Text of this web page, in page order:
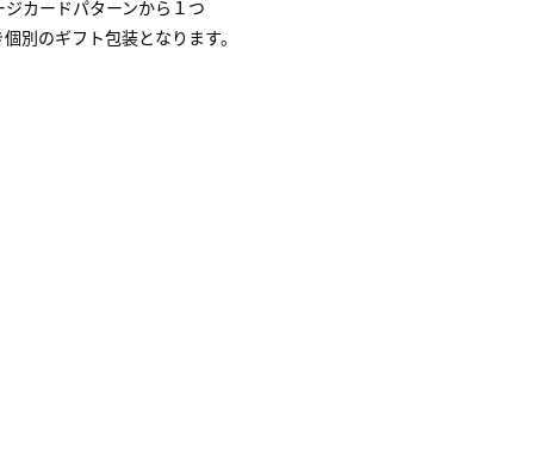
カードパターンから１つ
別のギフト包装となります。